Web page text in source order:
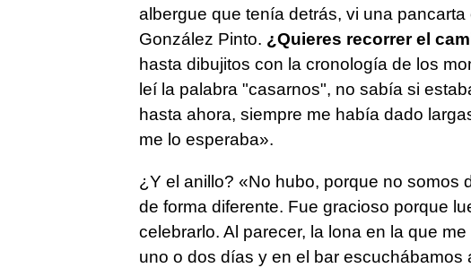
albergue que tenía detrás, vi una
González Pinto. ¿Quieres recorrer el
hasta dibujitos con la cronología de los
leí la palabra "casarnos", no sabía si
hasta ahora, siempre me había dado
me lo esperaba».
¿Y el anillo? «No hubo, porque no somos
de forma diferente. Fue gracioso porque
celebrarlo. Al parecer, la lona en la que
uno o dos días y en el bar escuchábamos